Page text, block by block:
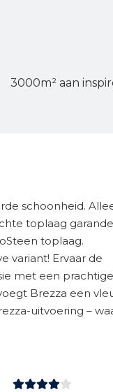
3000m² aan
schoonheid.
toplaag
toplaag.
variant! Ervaar de
met een prachtige
Brezza een
uitvoering –